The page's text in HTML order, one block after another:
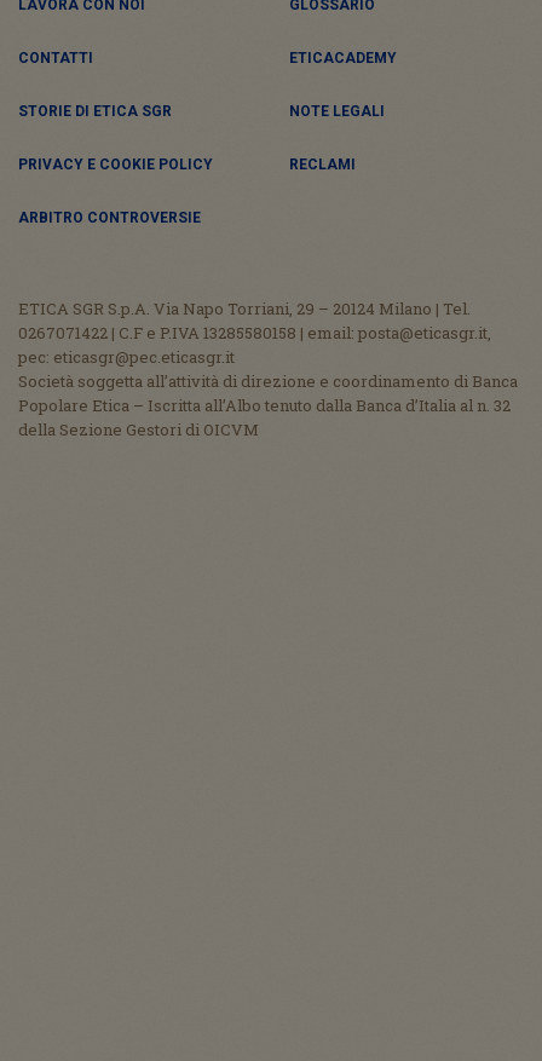
LAVORA CON NOI GLOSSARIO
CONTATTI ETICACADEMY
STORIE DI ETICA SGR NOTE LEGALI
PRIVACY E COOKIE POLICY RECLAMI
ARBITRO CONTROVERSIE
ETICA SGR S.p.A. Via Napo Torriani, 29 – 20124 Milano | Tel.
0267071422 | C.F e P.IVA 13285580158 | email: posta@eticasgr.it,
pec: eticasgr@pec.eticasgr.it
Società soggetta all’attività di direzione e coordinamento di Banca
Popolare Etica – Iscritta all’Albo tenuto dalla Banca d’Italia al n. 32
della Sezione Gestori di OICVM